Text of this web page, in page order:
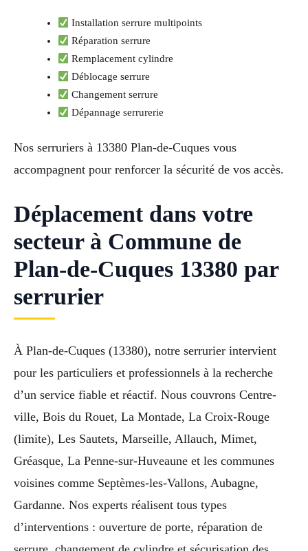
Installation serrure multipoints
Réparation serrure
Remplacement cylindre
Déblocage serrure
Changement serrure
Dépannage serrurerie
Nos serruriers à 13380 Plan-de-Cuques vous
accompagnent pour renforcer la sécurité de vos accès.
Déplacement dans votre
secteur à Commune de
Plan-de-Cuques 13380 par
serrurier
À Plan-de-Cuques (13380), notre serrurier intervient
pour les particuliers et professionnels à la recherche
d’un service fiable et réactif. Nous couvrons Centre-
ville, Bois du Rouet, La Montade, La Croix-Rouge
(limite), Les Sautets, Marseille, Allauch, Mimet,
Gréasque, La Penne-sur-Huveaune et les communes
voisines comme Septèmes-les-Vallons, Aubagne,
Gardanne. Nos experts réalisent tous types
d’interventions : ouverture de porte, réparation de